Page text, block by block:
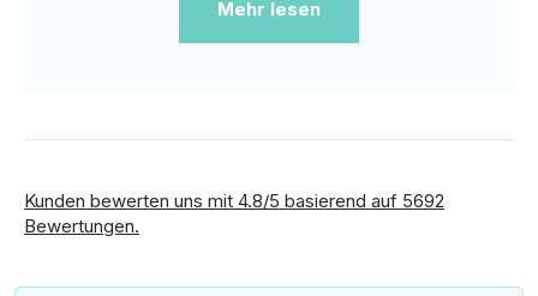
Mehr lesen
Kunden bewerten uns mit 4.8/5 basierend auf 5692
Bewertungen.